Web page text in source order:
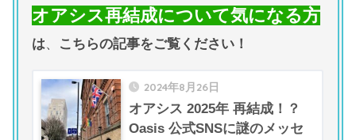
オアシス再結成について気になる方
は、 こちらの記事をご覧ください！
2024年8月26日
オアシス 2025年 再結成！？
Oasis 公式SNSに謎のメッセ